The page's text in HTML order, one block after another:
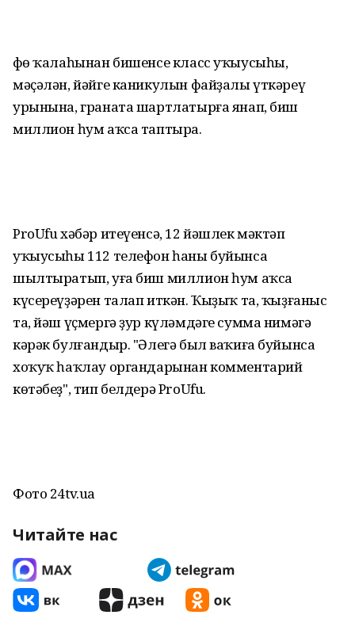
Өфө ҡалаһынан бишенсе класс уҡыусыһы,
мәҫәлән, йәйге каникулын файҙалы үткәреү
урынына, граната шартлатырға янап, биш
миллион һум аҡса таптыра.
ProUfu хәбәр итеүенсә, 12 йәшлек мәктәп
уҡыусыһы 112 телефон һаны буйынса
шылтыратып, уға биш миллион һум аҡса
күсереүҙәрен талап иткән. Ҡыҙыҡ та, ҡыҙғаныс
та, йәш үҫмергә ҙур күләмдәге сумма нимәгә
кәрәк булғандыр. "Әлегә был ваҡиға буйынса
хоҡуҡ һаҡлау органдарынан комментарий
көтәбеҙ", тип белдерә ProUfu.
Фото 24tv.ua
Читайте нас